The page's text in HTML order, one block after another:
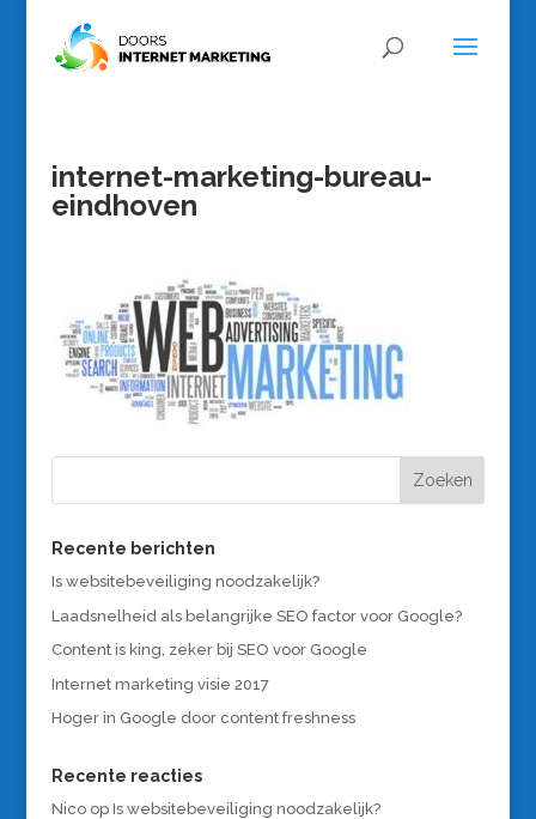
internet-marketing-bureau-
eindhoven
Recente berichten
Is websitebeveiliging noodzakelijk?
Laadsnelheid als belangrijke SEO factor voor Google?
Content is king, zeker bij SEO voor Google
Internet marketing visie 2017
Hoger in Google door content freshness
Recente reacties
Nicoop Is websitebeveiliging noodzakelijk?